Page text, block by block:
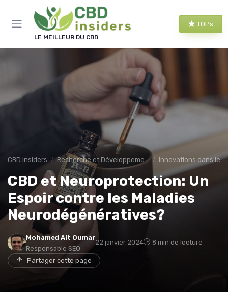
LE MEILLEUR DU CBD
TOPs
CBD Insiders Recherche et Développement en CBD Innovations dans le
CBD et Neuroprotection: Un
Espoir contre les Maladies
Neurodégénératives?
Mohamed Ait Oumar
Responsable SEO
22 janvier 2024 8 min de lecture
Partager cette page
Panneau de gestion des cookies